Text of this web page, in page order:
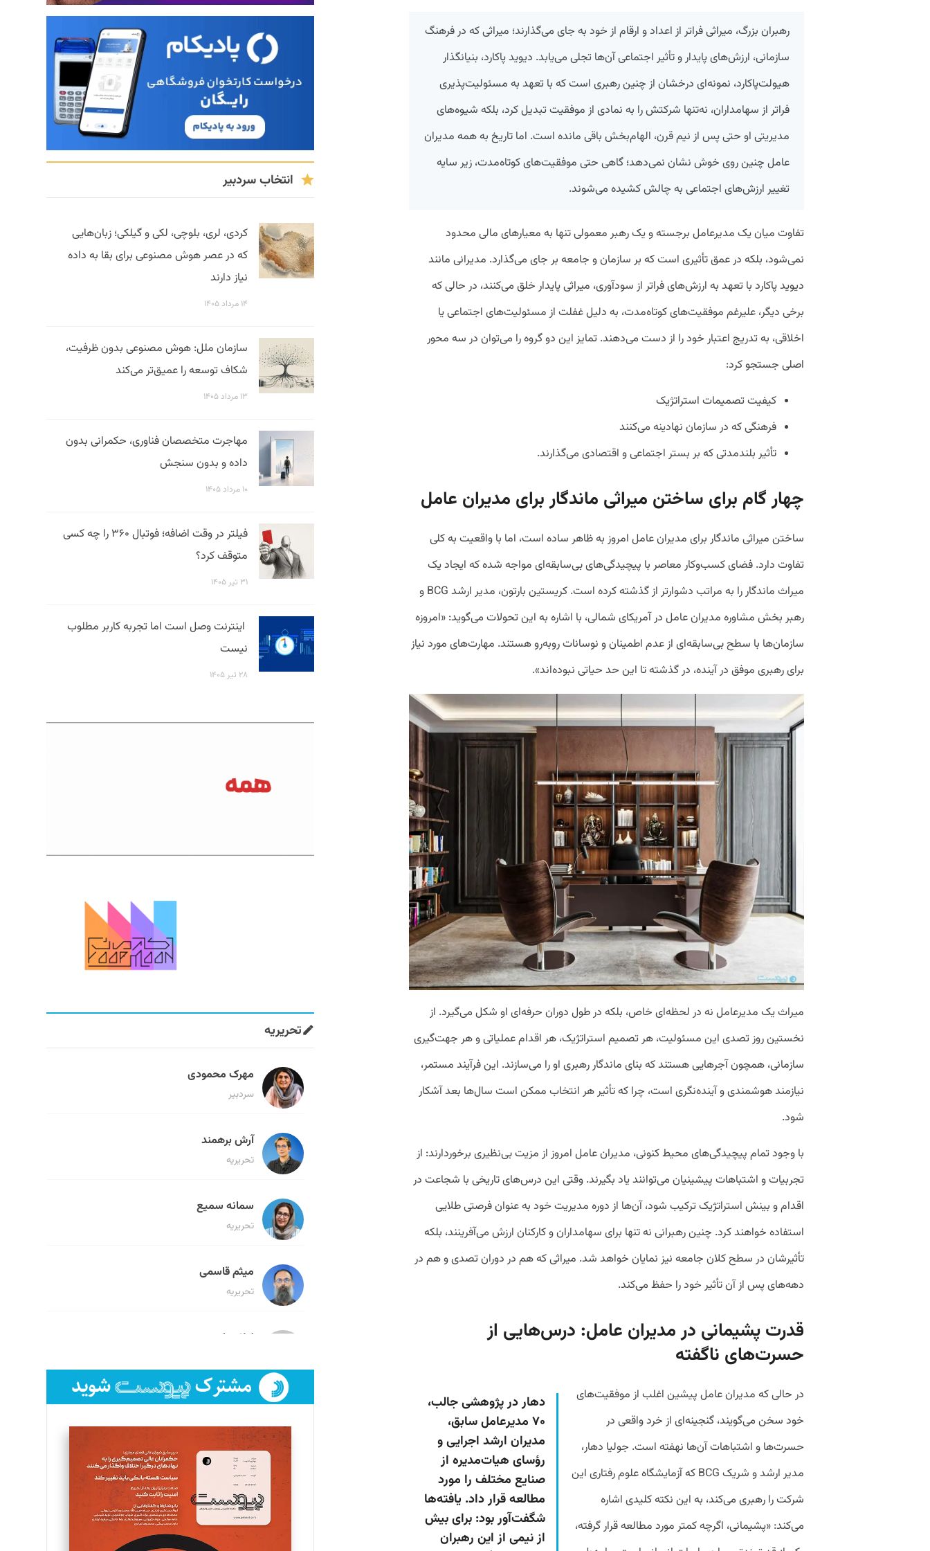
رهبران بزرگ، میراثی فراتر از اعداد و ارقام از خود به جای می‌گذارند؛ میراثی که در فرهنگ
سازمانی، ارزش‌های پایدار و تأثیر اجتماعی آن‌ها تجلی می‌یابد. دیوید پاکارد، بنیانگذار
هیولت‌پاکارد، نمونه‌ای درخشان از چنین رهبری است که با تعهد به مسئولیت‌پذیری
فراتر از سهامداران، نه‌تنها شرکتش را به نمادی از موفقیت تبدیل کرد، بلکه شیوه‌های
مدیریتی او حتی پس از نیم قرن، الهام‌بخش باقی مانده است. اما تاریخ به همه مدیران
عامل چنین روی خوش نشان نمی‌دهد؛ گاهی حتی موفقیت‌های کوتاه‌مدت، زیر سایه
تغییر ارزش‌های اجتماعی به چالش کشیده می‌شوند.
تفاوت میان یک مدیرعامل برجسته و یک رهبر معمولی تنها به معیارهای مالی محدود
نمی‌شود، بلکه در عمق تأثیری است که بر سازمان و جامعه بر جای می‌گذارد. مدیرانی مانند
دیوید پاکارد با تعهد به ارزش‌های فراتر از سودآوری، میراثی پایدار خلق می‌کنند، در حالی که
برخی دیگر، علیرغم موفقیت‌های کوتاه‌مدت، به دلیل غفلت از مسئولیت‌های اجتماعی یا
اخلاقی، به تدریج اعتبار خود را از دست می‌دهند. تمایز این دو گروه را می‌توان در سه محور
اصلی جستجو کرد:
کیفیت تصمیمات استراتژیک
فرهنگی که در سازمان نهادینه می‌کنند
تأثیر بلندمدتی که بر بستر اجتماعی و اقتصادی می‌گذارند.
چهار گام برای ساختن میراثی ماندگار برای مدیران عامل
ساختن میراثی ماندگار برای مدیران عامل امروز به ظاهر ساده است، اما با واقعیت به کلی
تفاوت دارد. فضای کسب‌وکار معاصر با پیچیدگی‌های بی‌سابقه‌ای مواجه شده که ایجاد یک
میراث ماندگار را به مراتب دشوارتر از گذشته کرده است. کریستین بارتون، مدیر ارشد BCG و
رهبر بخش مشاوره مدیران عامل در آمریکای شمالی، با اشاره به این تحولات می‌گوید: «امروزه
سازمان‌ها با سطح بی‌سابقه‌ای از عدم اطمینان و نوسانات روبه‌رو هستند. مهارت‌های مورد نیاز
برای رهبری موفق در آینده، در گذشته تا این حد حیاتی نبوده‌اند».
میراث یک مدیرعامل نه در لحظه‌ای خاص، بلکه در طول دوران حرفه‌ای او شکل می‌گیرد. از
نخستین روز تصدی این مسئولیت، هر تصمیم استراتژیک، هر اقدام عملیاتی و هر جهت‌گیری
سازمانی، همچون آجرهایی هستند که بنای ماندگار رهبری او را می‌سازند. این فرآیند مستمر،
نیازمند هوشمندی و آینده‌نگری است، چرا که تأثیر هر انتخاب ممکن است سال‌ها بعد آشکار
شود.
با وجود تمام پیچیدگی‌های محیط کنونی، مدیران عامل امروز از مزیت بی‌نظیری برخوردارند: از
تجربیات و اشتباهات پیشینیان می‌توانند یاد بگیرند. وقتی این درس‌های تاریخی با شجاعت در
اقدام و بینش استراتژیک ترکیب شود، آن‌ها از دوره مدیریت خود به عنوان فرصتی طلایی
استفاده خواهند کرد. چنین رهبرانی نه تنها برای سهامداران و کارکنان ارزش می‌آفرینند، بلکه
تأثیرشان در سطح کلان جامعه نیز نمایان خواهد شد. میراثی که هم در دوران تصدی و هم در
دهه‌های پس از آن تأثیر خود را حفظ می‌کند.
قدرت پشیمانی در مدیران عامل: درس‌هایی از
حسرت‌های ناگفته
دهار در پژوهشی جالب،
۷۰ مدیرعامل سابق،
مدیران ارشد اجرایی و
رؤسای هیات‌مدیره از
صنایع مختلف را مورد
مطالعه قرار داد. یافته‌ها
شگفت‌آور بود: برای بیش
از نیمی از این رهبران
در حالی که مدیران عامل پیشین اغلب از موفقیت‌های
خود سخن می‌گویند، گنجینه‌ای از خرد واقعی در
حسرت‌ها و اشتباهات آن‌ها نهفته است. جولیا دهار،
مدیر ارشد و شریک BCG که آزمایشگاه علوم رفتاری این
شرکت را رهبری می‌کند، به این نکته کلیدی اشاره
می‌کند: «پشیمانی، اگرچه کمتر مورد مطالعه قرار گرفته،
انتخاب سردبیر
کردی، لری، بلوچی، لکی و گیلکی؛ زبان‌هایی
که در عصر هوش مصنوعی برای بقا به داده
نیاز دارند
۱۴ مرداد ۱۴۰۵
سازمان ملل: هوش مصنوعی بدون ظرفیت،
شکاف توسعه را عمیق‌تر می‌کند
۱۳ مرداد ۱۴۰۵
مهاجرت متخصصان فناوری، حکمرانی بدون
داده و بدون سنجش
۱۰ مرداد ۱۴۰۵
فیلتر در وقت اضافه؛ فوتبال ۳۶۰ را چه کسی
متوقف کرد؟
۳۱ تیر ۱۴۰۵
اینترنت وصل است اما تجربه کاربر مطلوب
نیست
۲۸ تیر ۱۴۰۵
تحریریه
مهرک محمودی
سردبیر
آرش برهمند
تحریریه
سمانه سمیع
تحریریه
میثم قاسمی
تحریریه
لیلا حنارود
فائزه فتحی رستمی
تحریریه
سروش کرمیان
تحریریه
مینا پاکدل